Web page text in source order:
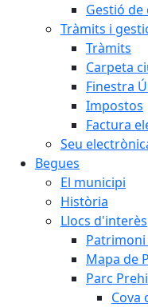
Gestió
Tràmits i
Tràmits
Carpeta
Finestra
Impostos
Factura
Seu
Begues
El municipi
Història
Llocs d'interès
Mapa de
Parc
Cova